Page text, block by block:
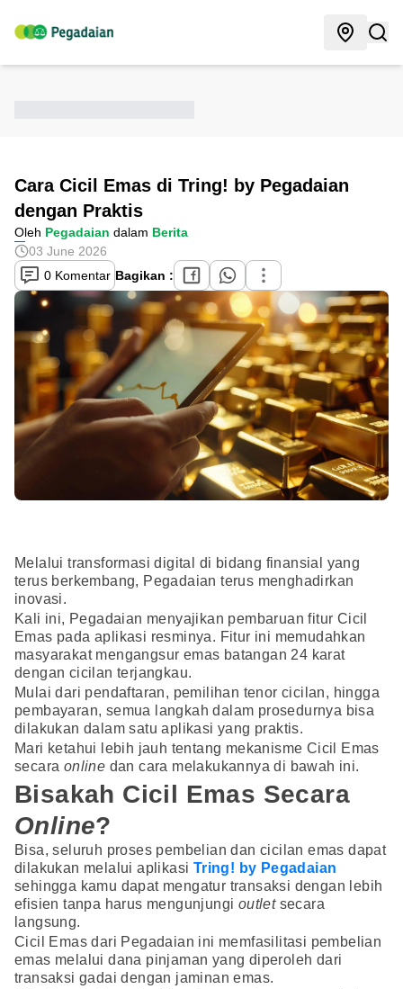
Cara Cicil Emas di Tring! by Pegadaian
dengan Praktis
Oleh Pegadaian dalam Berita
03 June 2026
0 Komentar Bagikan :
Melalui transformasi digital di bidang finansial yang
terus berkembang, Pegadaian terus menghadirkan
inovasi.
Kali ini, Pegadaian menyajikan pembaruan fitur Cicil
Emas pada aplikasi resminya. Fitur ini memudahkan
masyarakat mengangsur emas batangan 24 karat
dengan cicilan terjangkau.
Mulai dari pendaftaran, pemilihan tenor cicilan, hingga
pembayaran, semua langkah dalam prosedurnya bisa
dilakukan dalam satu aplikasi yang praktis.
Mari ketahui lebih jauh tentang mekanisme Cicil Emas
secara online dan cara melakukannya di bawah ini.
Bisakah Cicil Emas Secara
Online?
Bisa, seluruh proses pembelian dan cicilan emas dapat
dilakukan melalui aplikasi Tring! by Pegadaian
sehingga kamu dapat mengatur transaksi dengan lebih
efisien tanpa harus mengunjungi outletsecara
langsung.
Cicil Emas dari Pegadaian ini memfasilitasi pembelian
emas melalui dana pinjaman yang diperoleh dari
transaksi gadai dengan jaminan emas.